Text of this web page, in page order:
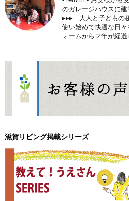
のガレージハウスに
▸▸▸ 大人と子どもの
使い始めて快適な日
ォームから２年が経過
滋賀リビング掲載シリーズ